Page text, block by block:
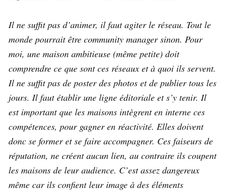
Il ne suffit pas d’animer, il faut agiter le réseau. Tout le
monde pourrait être community manager sinon. Pour
moi, une maison ambitieuse (même petite) doit
comprendre ce que sont ces réseaux et à quoi ils servent.
Il ne suffit pas de poster des photos et de publier tous les
jours. Il faut établir une ligne éditoriale et s’y tenir. Il
est important que les maisons intègrent en interne ces
compétences, pour gagner en réactivité. Elles doivent
donc se former et se faire accompagner. Ces faiseurs de
réputation, ne créent aucun lien, au contraire ils coupent
les maisons de leur audience. C’est assez dangereux
même car ils confient leur image à des éléments